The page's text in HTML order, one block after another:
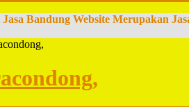
Bandung Website Merupakan